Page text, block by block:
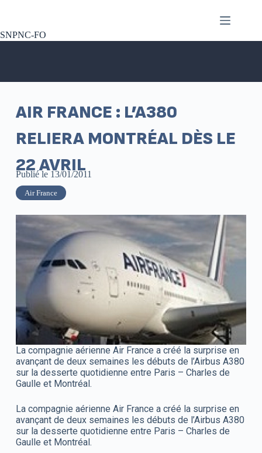
SNPNC-FO
AIR FRANCE : L’A380
RELIERA MONTRÉAL DÈS LE
22 AVRIL
Publié le 13/01/2011
Air France
La compagnie aérienne Air France a créé la surprise en
avançant de deux semaines les débuts de l’Airbus A380
sur la desserte quotidienne entre Paris – Charles de
Gaulle et Montréal.
La compagnie aérienne Air France a créé la surprise en
avançant de deux semaines les débuts de l’Airbus A380
sur la desserte quotidienne entre Paris – Charles de
Gaulle et Montréal.